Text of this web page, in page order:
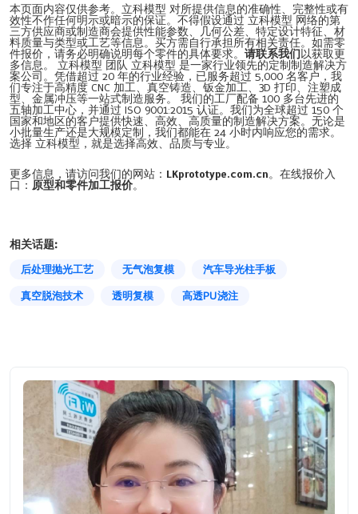
本页面内容仅供参考。立科模型 对所提供信息的准确性、完整性或有
效性不作任何明示或暗示的保证。不得假设通过 立科模型 网络的第
三方供应商或制造商会提供性能参数、几何公差、特定设计特征、材
料质量与类型或工艺等信息。买方需自行承担所有相关责任。如需零
件报价，请务必明确说明每个零件的具体要求。 请联系我们以获取更
多信息。 立科模型 团队 立科模型 是一家行业领先的定制制造解决方
案公司。凭借超过 20 年的行业经验，已服务超过 5,000 名客户，我
们专注于高精度 CNC 加工、真空铸造、钣金加工、3D 打印、注塑成
型、金属冲压等一站式制造服务。 我们的工厂配备 100 多台先进的
五轴加工中心，并通过 ISO 9001:2015 认证。我们为全球超过 150 个
国家和地区的客户提供快速、高效、高质量的制造解决方案。无论是
小批量生产还是大规模定制，我们都能在 24 小时内响应您的需求。
选择 立科模型，就是选择高效、品质与专业。
更多信息，请访问我们的网站： LKprototype.com.cn。在线报价入
口： 原型和零件加工报价。
相关话题:
后处理抛光工艺 无气泡复模 汽车导光柱手板
真空脱泡技术 透明复模 高透PU浇注